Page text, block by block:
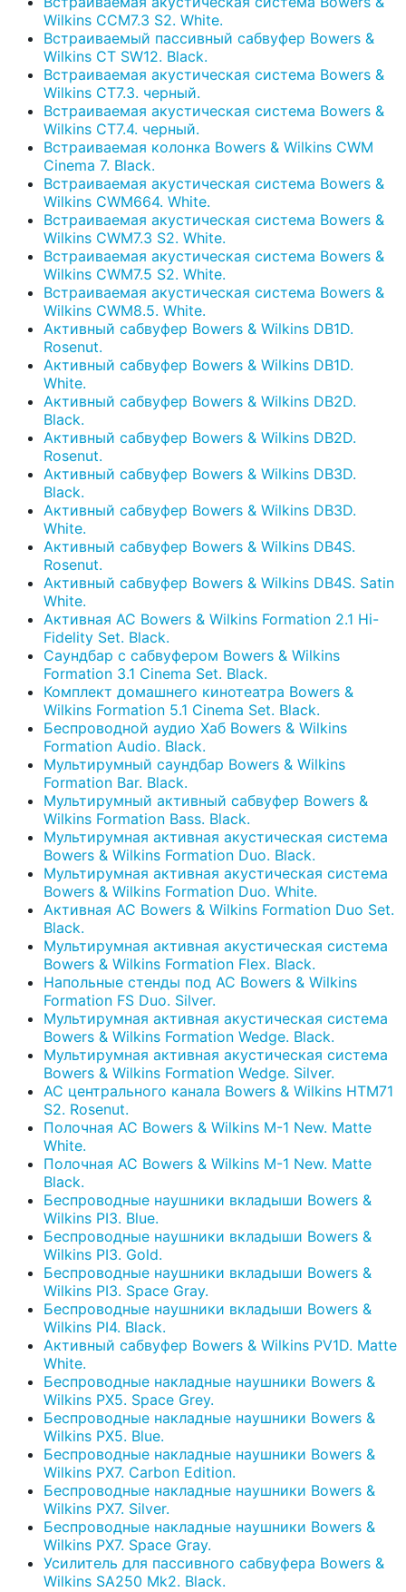
Wilkins CCM7.3 S2. White.
Встраиваемый пассивный сабвуфер Bowers &
Wilkins CT SW12. Black.
Встраиваемая акустическая система Bowers &
Wilkins CT7.3. черный.
Встраиваемая акустическая система Bowers &
Wilkins CT7.4. черный.
Встраиваемая колонка Bowers & Wilkins CWM
Cinema 7. Black.
Встраиваемая акустическая система Bowers &
Wilkins CWM664. White.
Встраиваемая акустическая система Bowers &
Wilkins CWM7.3 S2. White.
Встраиваемая акустическая система Bowers &
Wilkins CWM7.5 S2. White.
Встраиваемая акустическая система Bowers &
Wilkins CWM8.5. White.
Активный сабвуфер Bowers & Wilkins DB1D.
Rosenut.
Активный сабвуфер Bowers & Wilkins DB1D.
White.
Активный сабвуфер Bowers & Wilkins DB2D.
Black.
Активный сабвуфер Bowers & Wilkins DB2D.
Rosenut.
Активный сабвуфер Bowers & Wilkins DB3D.
Black.
Активный сабвуфер Bowers & Wilkins DB3D.
White.
Активный сабвуфер Bowers & Wilkins DB4S.
Rosenut.
Активный сабвуфер Bowers & Wilkins DB4S. Satin
White.
Активная АС Bowers & Wilkins Formation 2.1 Hi-
Fidelity Set. Black.
Саундбар с сабвуфером Bowers & Wilkins
Formation 3.1 Cinema Set. Black.
Комплект домашнего кинотеатра Bowers &
Wilkins Formation 5.1 Cinema Set. Black.
Беспроводной аудио Хаб Bowers & Wilkins
Formation Audio. Black.
Мультирумный саундбар Bowers & Wilkins
Formation Bar. Black.
Мультирумный активный сабвуфер Bowers &
Wilkins Formation Bass. Black.
Мультирумная активная акустическая система
Bowers & Wilkins Formation Duo. Black.
Мультирумная активная акустическая система
Bowers & Wilkins Formation Duo. White.
Активная АС Bowers & Wilkins Formation Duo Set.
Black.
Мультирумная активная акустическая система
Bowers & Wilkins Formation Flex. Black.
Напольные стенды под АС Bowers & Wilkins
Formation FS Duo. Silver.
Мультирумная активная акустическая система
Bowers & Wilkins Formation Wedge. Black.
Мультирумная активная акустическая система
Bowers & Wilkins Formation Wedge. Silver.
АС центрального канала Bowers & Wilkins HTM71
S2. Rosenut.
Полочная AC Bowers & Wilkins M-1 New. Matte
White.
Полочная AC Bowers & Wilkins M-1 New. Matte
Black.
Беспроводные наушники вкладыши Bowers &
Wilkins PI3. Blue.
Беспроводные наушники вкладыши Bowers &
Wilkins PI3. Gold.
Беспроводные наушники вкладыши Bowers &
Wilkins PI3. Space Gray.
Беспроводные наушники вкладыши Bowers &
Wilkins PI4. Black.
Активный сабвуфер Bowers & Wilkins PV1D. Matte
White.
Беспроводные накладные наушники Bowers &
Wilkins PX5. Space Grey.
Беспроводные накладные наушники Bowers &
Wilkins PX5. Blue.
Беспроводные накладные наушники Bowers &
Wilkins PX7. Carbon Edition.
Беспроводные накладные наушники Bowers &
Wilkins PX7. Silver.
Беспроводные накладные наушники Bowers &
Wilkins PX7. Space Gray.
Усилитель для пассивного сабвуфера Bowers &
Wilkins SA250 Mk2. Black.